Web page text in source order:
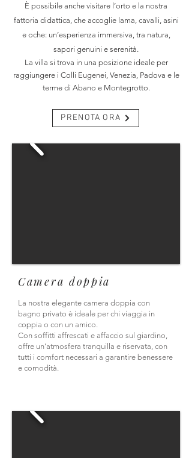
È possibile anche visitare l’orto e la nostra
fattoria didattica, che accoglie lama, cavalli, asini
e oche: un’esperienza immersiva, tra natura,
sapori genuini e serenità.
La villa si trova in una posizione ideale per
raggiungere i Colli Eugenei, Venezia, Padova e le
terme di Abano e Montegrotto.
PRENOTA ORA
Camera doppia
La nostra elegante camera doppia con
bagno privato è ideale per chi viaggia in
coppia o con un amico.
Con soffitti affrescati e affaccio sul giardino,
offre un’atmosfera tranquilla e riservata, con
tutti i comfort necessari a garantire benessere
e comodità.